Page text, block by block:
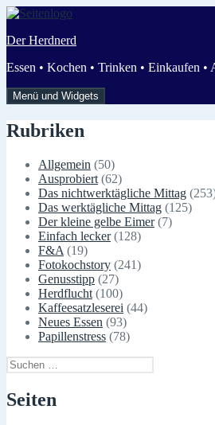
Zum
springen
Der Herdnerd
Essen • Kochen • Trinken • Einkaufen •
Menü und Widgets
Rubriken
Allgemein (50)
Ausprobiert (62)
Das nichtwerktägliche Mittag
Das werktägliche Mittag (125)
Der kleine gelbe Eimer(7)
Einfach lecker(128)
F&A (19)
Fotokochstory (241)
Genusstipp (27)
Herdflucht (100)
Kaffeesatzleserei (44)
Neues Essen (93)
Papillenstress (78)
Suchen
nach:
Seiten